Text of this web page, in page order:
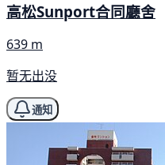
高松Sunport合同廳舍
639 m
暂无出没
通知